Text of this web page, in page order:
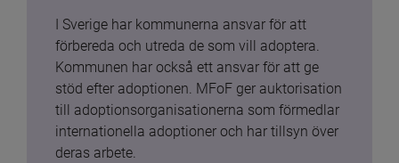
I Sverige har kommunerna ansvar för att
förbereda och utreda de som vill adoptera.
Kommunen har också ett ansvar för att ge
stöd efter adoptionen. MFoF ger auktorisation
till adoptionsorganisationerna som förmedlar
internationella adoptioner och har tillsyn över
deras arbete.